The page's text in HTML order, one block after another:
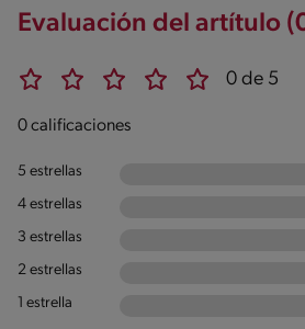
Evaluación del artítulo
0 de 5
0 calificaciones
5 estrellas
4 estrellas
3 estrellas
2 estrellas
1 estrella